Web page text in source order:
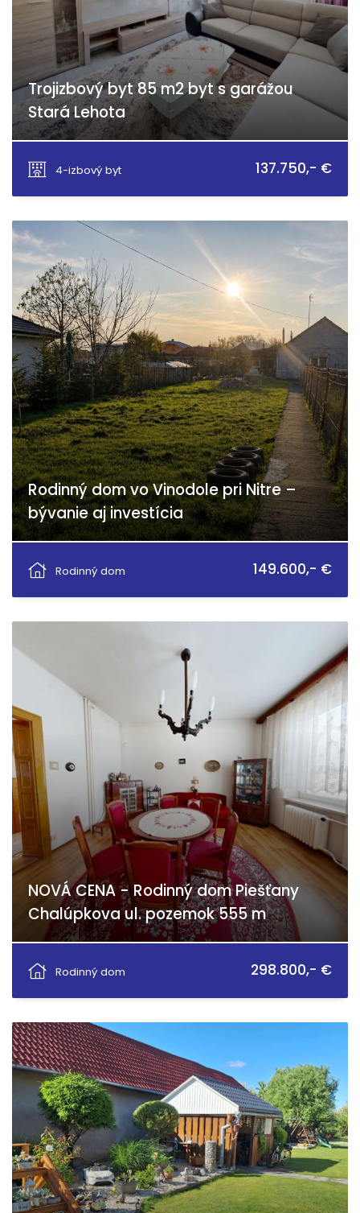
Trojizbový byt 85 m2 byt s garážou
Stará Lehota
4-izbový byt
137.750,- €
Rodinný dom vo Vinodole pri Nitre –
bývanie aj investícia
Rodinný dom
149.600,- €
NOVÁ CENA - Rodinný dom Piešťany
Chalúpkova ul. pozemok 555 m
Rodinný dom
298.800,- €